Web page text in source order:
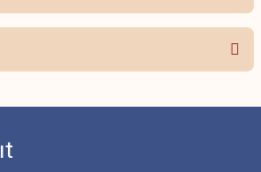
ürüne ilk yorumu siz yapın!
teşekkür ederiz.